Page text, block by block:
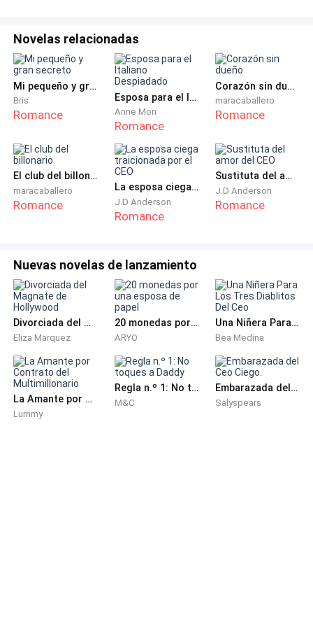
Él era la única persona capaz de hacerla dudar de su
propio destino.
Él era la única persona por la que estaba dispuesta a
arriesgarlo todo… incluso su propia vida.
Novelas relacionadas
Mi pequeño y gran secreto
Bris
Romance
Esposa para el Italiano Despiadado
Anne Mon
Romance
Corazón sin dueño
maracaballero
Romance
El club del billonario
maracaballero
Romance
La esposa ciega traicionada por el CEO
J.D Anderson
Romance
Sustituta del amor del CEO
J.D Anderson
Romance
Nuevas novelas de lanzamiento
Divorciada del Magnate de Hollywood
Eliza Marquez
20 monedas por una esposa de papel
ARYO
Una Niñera Para Los Tres Diablitos Del Ceo
Bea Medina
La Amante por Contrato del Multimillonario
Lummy
Regla n.º 1: No toques a Daddy
M&C
Embarazada del Ceo Ciego.
Salyspears